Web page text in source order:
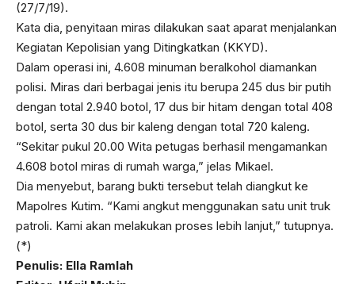
(27/7/19).
Kata dia, penyitaan miras dilakukan saat aparat menjalankan
Kegiatan Kepolisian yang Ditingkatkan (KKYD).
Dalam operasi ini, 4.608 minuman beralkohol diamankan
polisi. Miras dari berbagai jenis itu berupa 245 dus bir putih
dengan total 2.940 botol, 17 dus bir hitam dengan total 408
botol, serta 30 dus bir kaleng dengan total 720 kaleng.
“Sekitar pukul 20.00 Wita petugas berhasil mengamankan
4.608 botol miras di rumah warga,” jelas Mikael.
Dia menyebut, barang bukti tersebut telah diangkut ke
Mapolres Kutim. “Kami angkut menggunakan satu unit truk
patroli. Kami akan melakukan proses lebih lanjut,” tutupnya.
(*)
Penulis: Ella Ramlah